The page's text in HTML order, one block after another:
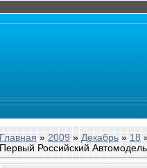
Главная » 2009 » Декабрь » 18
Первый Российский